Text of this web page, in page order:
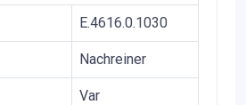
E.4616.0.1030
Nachreiner
Var